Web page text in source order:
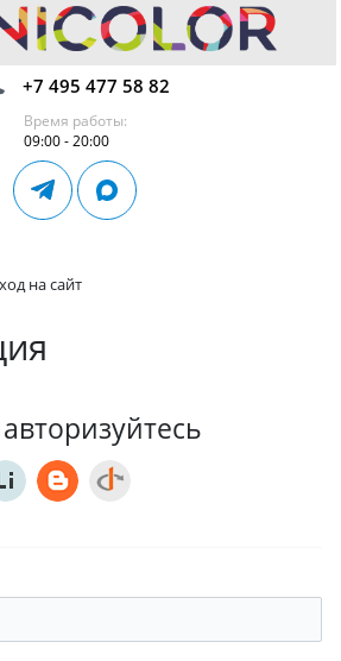
+7 495 477 58 82
Время работы:
09:00 - 20:00
на сайт